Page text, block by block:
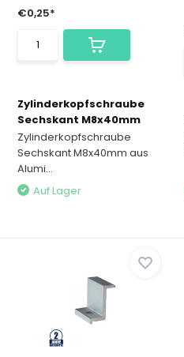
€0,25*
Zylinderkopfschraube
Sechskant M8x40mm
Zylinderkopfschraube
Sechskant M8x40mm aus
Alumi...
Auf Lager